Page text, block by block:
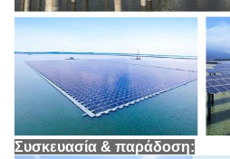
Συσκευασία & παράδοση: